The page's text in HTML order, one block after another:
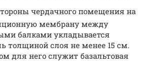
чердачного помещения на
мембрану между
балками укладывается
толщиной слоя не менее 15 см.
для него служит базальтовая